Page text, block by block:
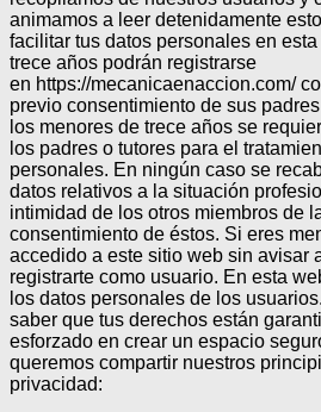
animamos a leer detenidamente
facilitar tus datos personales en
trece años podrán registrarse
en https://mecanicaenaccion.com/
previo consentimiento de sus
los menores de trece años se
los padres o tutores para el
personales. En ningún caso se
datos relativos a la situación
intimidad de los otros miembros de
consentimiento de éstos. Si eres
accedido a este sitio web sin avisar
registrarte como usuario. En esta
los datos personales de los
saber que tus derechos están
esforzado en crear un espacio
queremos compartir nuestros
privacidad: